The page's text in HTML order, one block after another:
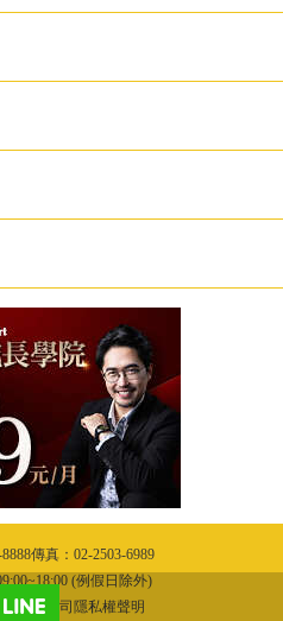
傳真：02-2503-6989
(例假日除外)
有限公司隱私權聲明